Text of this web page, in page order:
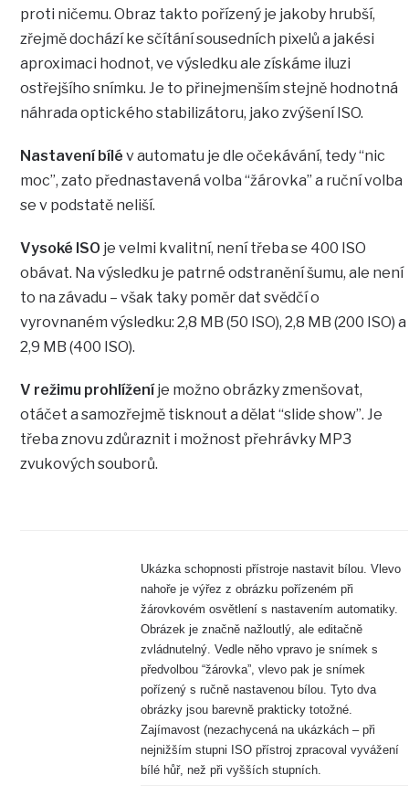
proti ničemu. Obraz takto pořízený je jakoby hrubší,
zřejmě dochází ke sčítání sousedních pixelů a jakési
aproximaci hodnot, ve výsledku ale získáme iluzi
ostřejšího snímku. Je to přinejmenším stejně hodnotná
náhrada optického stabilizátoru, jako zvýšení ISO.
Nastavení bílé v automatu je dle očekávání, tedy “nic
moc”, zato přednastavená volba “žárovka” a ruční volba
se v podstatě neliší.
Vysoké ISO je velmi kvalitní, není třeba se 400 ISO
obávat. Na výsledku je patrné odstranění šumu, ale není
to na závadu – však taky poměr dat svědčí o
vyrovnaném výsledku: 2,8 MB (50 ISO), 2,8 MB (200 ISO) a
2,9 MB (400 ISO).
V režimu prohlíženíje možno obrázky zmenšovat,
otáčet a samozřejmě tisknout a dělat “slide show”. Je
třeba znovu zdůraznit i možnost přehrávky MP3
zvukových souborů.
Ukázka schopnosti přístroje nastavit bílou. Vlevo
nahoře je výřez z obrázku pořízeném při
žárovkovém osvětlení s nastavením automatiky.
Obrázek je značně nažloutlý, ale editačně
zvládnutelný. Vedle něho vpravo je snímek s
předvolbou “žárovka”, vlevo pak je snímek
pořízený s ručně nastavenou bílou. Tyto dva
obrázky jsou barevně prakticky totožné.
Zajímavost (nezachycená na ukázkách – při
nejnižším stupni ISO přístroj zpracoval vyvážení
bílé hůř, než při vyšších stupních.